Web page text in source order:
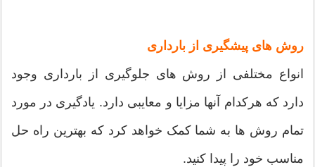
روش های پیشگیری از بارداری
انواع مختلفی از روش های جلوگیری از بارداری وجود
دارد که هرکدام آنها مزایا و معایبی دارد. یادگیری در مورد
تمام روش ها به شما کمک خواهد کرد که بهترین راه حل
مناسب خود را پیدا کنید.